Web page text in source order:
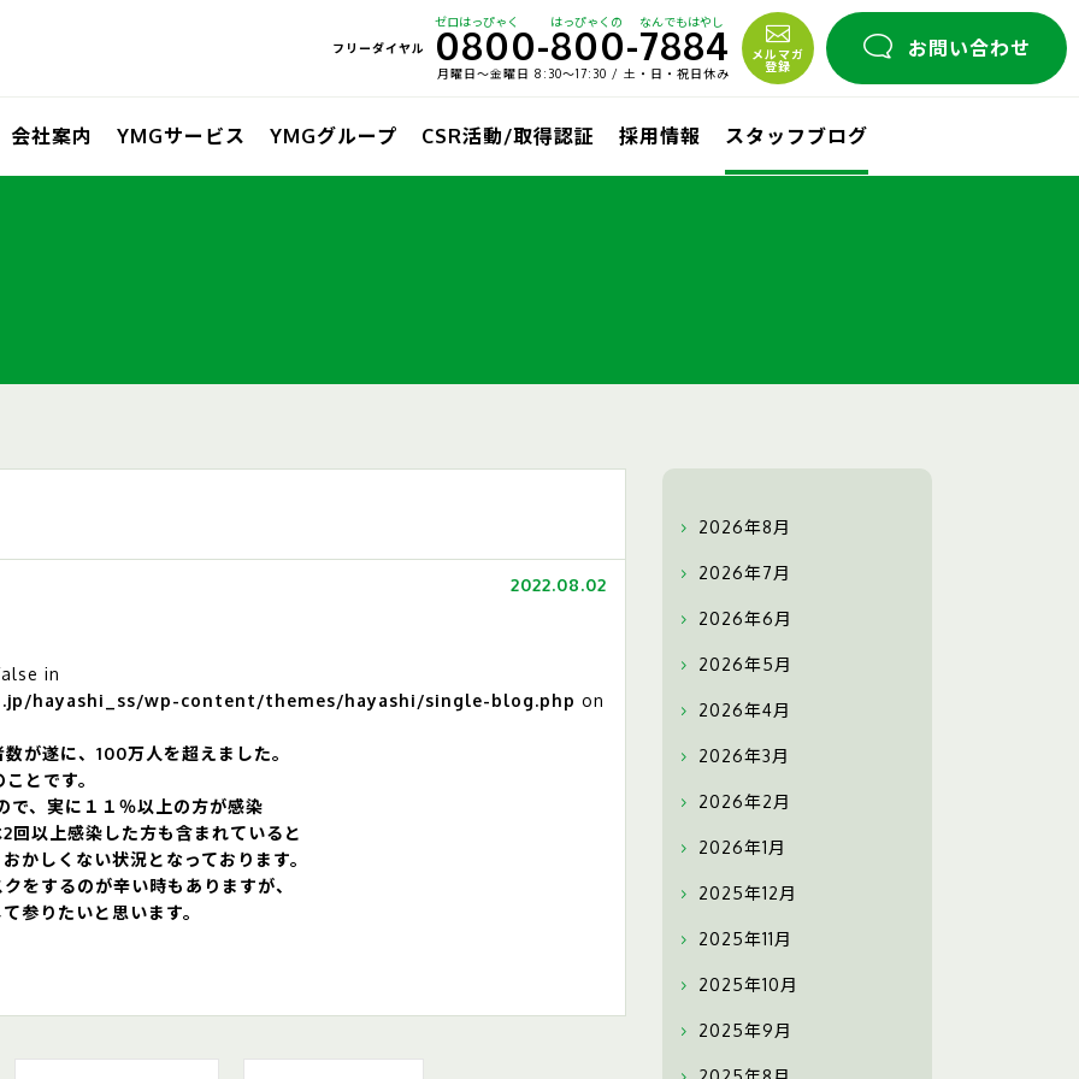
フリーダイヤル 0800
ゼロはっぴゃく -800
はっぴゃくの -7884
なんでもはやし
月曜日〜金曜日 8:30〜17:30 / 土・日・祝日休み
メルマガ
登録
お問い合わせ
会社案内 YMGサービス YMGグループ CSR活動/取得認証 採用情報 スタッフブログ
2026年8月
2026年7月
2026年6月
2026年5月
2026年4月
2026年3月
2026年2月
2026年1月
2025年12月
2025年11月
2025年10月
2025年9月
2022.08.02
in
hayashi_ss/wp-content/themes/hayashi/single-blog.php on
数が遂に、100万人を超えました。
とです。
で、実に １１％以上の方が感染
回以上感染した方も含まれていると
かしくない状況となっております。
をするのが辛い時もありますが、
参りたいと思います。